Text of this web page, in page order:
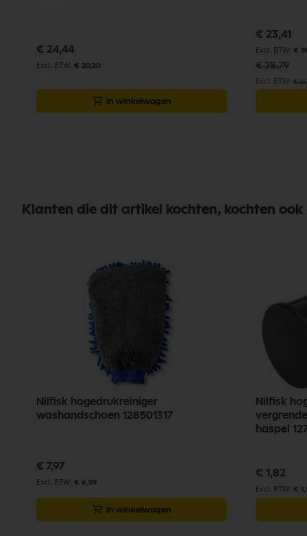
€ 24,44
€ 20,20
In winkelwagen
Speciale
prijs
€ 23,41
€
€ 28,79
€
Klanten die dit artikel kochten, kochten ook
Nilfisk hogedrukreiniger
washandschoen 128501317
€ 7,97
€ 6,59
In winkelwagen
Nilfisk
haspel
€ 1,82
€